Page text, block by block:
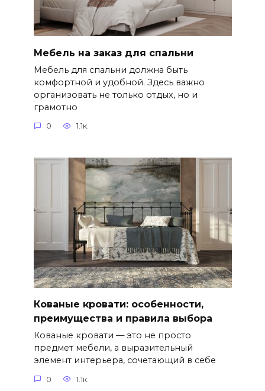
Мебель на заказ для спальни
Мебель для спальни должна быть
комфортной и удобной. Здесь важно
организовать не только отдых, но и
грамотно
0 1.1к.
Кованые кровати: особенности,
преимущества и правила выбора
Кованые кровати — это не просто
предмет мебели, а выразительный
элемент интерьера, сочетающий в себе
0 1.1к.